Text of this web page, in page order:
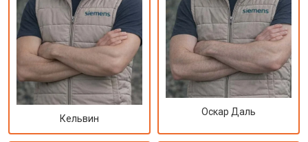
Кельвин
Оскар Даль